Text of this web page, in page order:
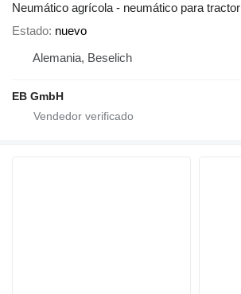
Neumático agrícola - neumático para tractor
Estado nuevo
Alemania, Beselich
EB GmbH